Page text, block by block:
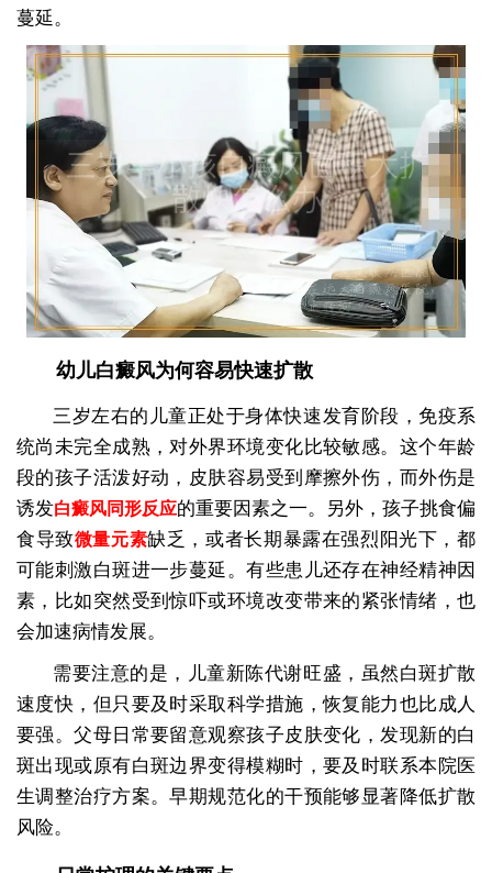
蔓延。
幼儿白癜风为何容易快速扩散
三岁左右的儿童正处于身体快速发育阶段，免疫系
统尚未完全成熟，对外界环境变化比较敏感。这个年龄
段的孩子活泼好动，皮肤容易受到摩擦外伤，而外伤是
诱发白癜风同形反应的重要因素之一。另外，孩子挑食偏
食导致微量元素缺乏，或者长期暴露在强烈阳光下，都
可能刺激白斑进一步蔓延。有些患儿还存在神经精神因
素，比如突然受到惊吓或环境改变带来的紧张情绪，也
会加速病情发展。
需要注意的是，儿童新陈代谢旺盛，虽然白斑扩散
速度快，但只要及时采取科学措施，恢复能力也比成人
要强。父母日常要留意观察孩子皮肤变化，发现新的白
斑出现或原有白斑边界变得模糊时，要及时联系本院医
生调整治疗方案。早期规范化的干预能够显著降低扩散
风险。